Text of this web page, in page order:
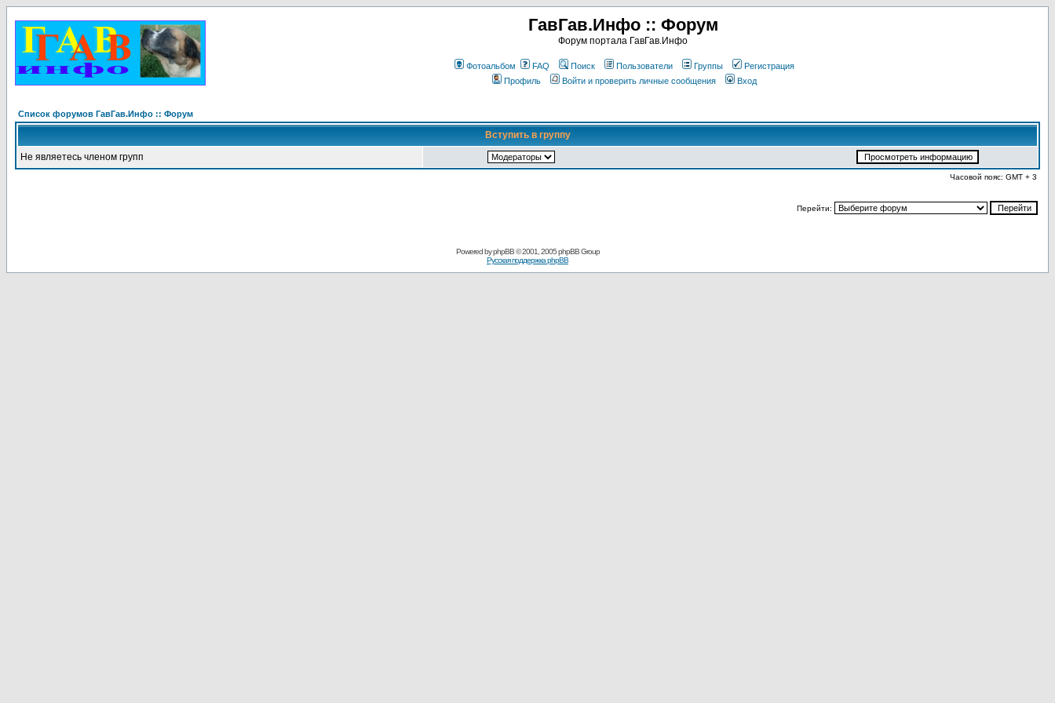
ГавГав.Инфо :: Форум
Форум портала ГавГав.Инфо
Фотоальбом FAQ Поиск Пользователи Группы
Регистрация
Профиль
Войти и проверить личные сообщения Вход
Список форумов ГавГав.Инфо :: Форум
Вступить в группу
Не являетесь членом групп
Часовой пояс: GMT + 3
Перейти:
Powered byphpBB© 2001, 2005 phpBB Group
Русская поддержка phpBB